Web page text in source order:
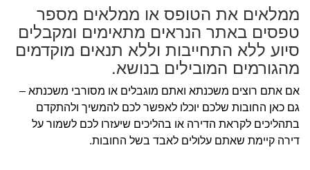
ממלאים את הטופס או ממלאים מספר
טפסים באתר הנראים מתאימים ומקבלים
סיוע ללא התחייבות וללא תנאים מוקדמים
מהגורמים המובילים בנושא.
אם אתם רוצים משכנתא ואתם מוגבלים או מסורבי משכנתא –
גם כאן החובות שלכם יוכלו לאפשר לכם להמשיך ולהתקדם
בתהליכים לקראת הדירה או בהליכים שיעזרו לכם לשמור על
דירה קיימת שאתם עלולים לאבד בשל החובות.